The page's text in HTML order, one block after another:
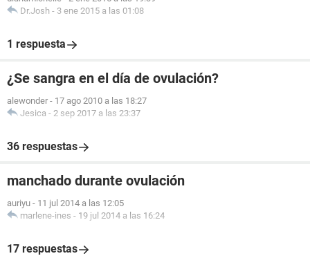
Dr.Josh - 3 ene 2015 a las 01:08
1 respuesta
¿Se sangra en el día de ovulación?
alewonder - 17 ago 2010 a las 18:27
Jesica - 2 sep 2017 a las 23:37
36 respuestas
manchado durante ovulación
auriyu - 11 jul 2014 a las 12:05
marlene-ines - 19 jul 2014 a las 16:24
17 respuestas